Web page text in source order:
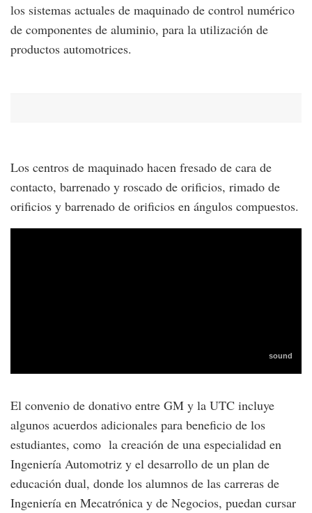
los sistemas actuales de maquinado de control numérico
de componentes de aluminio, para la utilización de
productos automotrices.
Los centros de maquinado hacen fresado de cara de
contacto, barrenado y roscado de orificios, rimado de
orificios y barrenado de orificios en ángulos compuestos.
El convenio de donativo entre GM y la UTC incluye
algunos acuerdos adicionales para beneficio de los
estudiantes, como la creación de una especialidad en
Ingeniería Automotriz y el desarrollo de un plan de
educación dual, donde los alumnos de las carreras de
Ingeniería en Mecatrónica y de Negocios, puedan cursar